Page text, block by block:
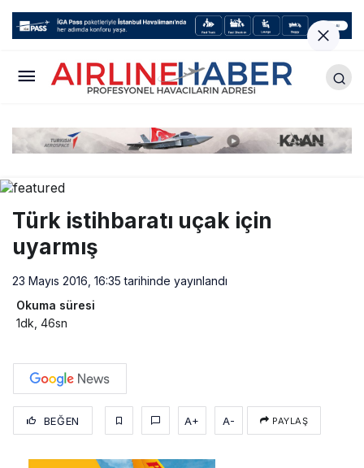
Türk istihbaratı uçak için
uyarmış
23 Mayıs 2016, 16:35 tarihinde yayınlandı
Okuma süresi
1dk, 46sn
BEĞEN A+ A- PAYLAŞ